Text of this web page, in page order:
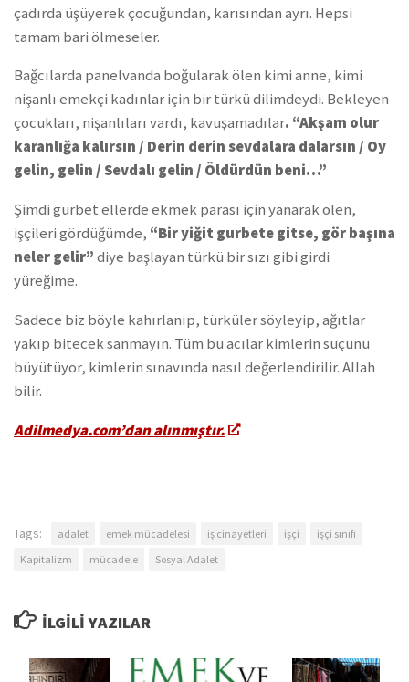
çadırda üşüyerek çocuğundan, karısından ayrı. Hepsi
tamam bari ölmeseler.
Bağcılarda panelvanda boğularak ölen kimi anne, kimi
nişanlı emekçi kadınlar için bir türkü dilimdeydi. Bekleyen
çocukları, nişanlıları vardı, kavuşamadılar. “Akşam olur
karanlığa kalırsın / Derin derin sevdalara dalarsın / Oy
gelin, gelin / Sevdalı gelin / Öldürdün beni…”
Şimdi gurbet ellerde ekmek parası için yanarak ölen,
işçileri gördüğümde, “Bir yiğit gurbete gitse, gör başına
neler gelir”diye başlayan türkü bir sızı gibi girdi
yüreğime.
Sadece biz böyle kahırlanıp, türküler söyleyip, ağıtlar
yakıp bitecek sanmayın. Tüm bu acılar kimlerin suçunu
büyütüyor, kimlerin sınavında nasıl değerlendirilir. Allah
bilir.
Adilmedya.com’dan alınmıştır.
Tags: adalet emek mücadelesi iş cinayetleri işçi
işçi sınıfı
Kapitalizm
mücadele Sosyal Adalet
İLGILI YAZILAR